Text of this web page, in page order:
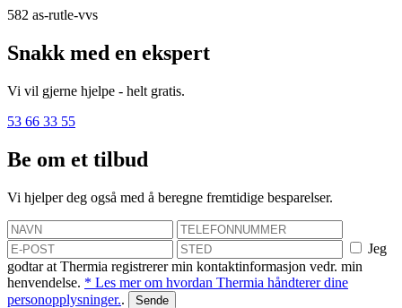
582 as-rutle-vvs
Snakk med en ekspert
Vi vil gjerne hjelpe - helt gratis.
53 66 33 55
Be om et tilbud
Vi hjelper deg også med å beregne fremtidige besparelser.
Jeg
godtar at Thermia registrerer min kontaktinformasjon vedr. min
henvendelse. * Les mer om hvordan Thermia håndterer dine
personopplysninger..